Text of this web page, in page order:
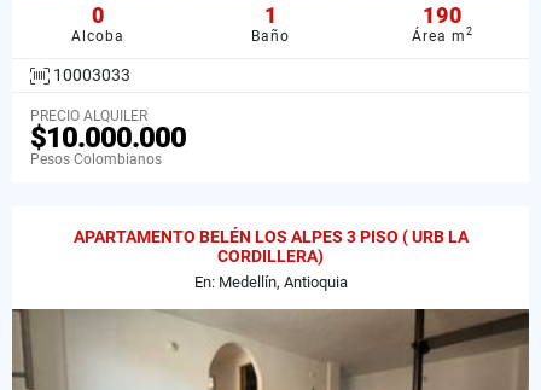
0
Alcoba
1
Baño
190
Área m2
10003033
PRECIO ALQUILER
$10.000.000
Pesos Colombianos
APARTAMENTO BELÉN LOS ALPES 3 PISO ( URB LA
CORDILLERA)
En: Medellín, Antioquia